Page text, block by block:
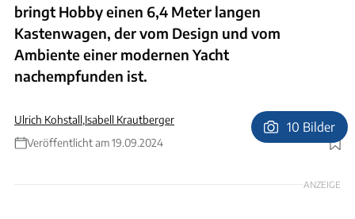
bringt Hobby einen 6,4 Meter langen
Kastenwagen, der vom Design und vom
Ambiente einer modernen Yacht
nachempfunden ist.
Ulrich Kohstall,Isabell Krautberger
Veröffentlicht am 19.09.2024
Foto: Bernd Thissen
10 Bilder
ANZEIGE